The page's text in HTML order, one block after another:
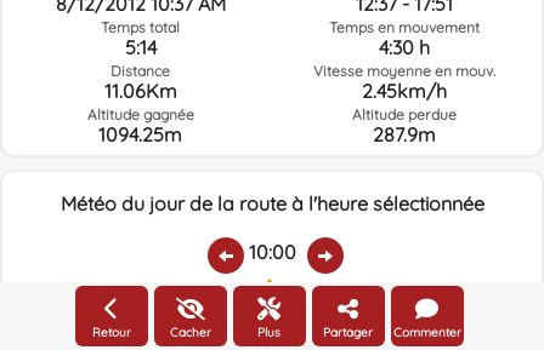
Temps total
5:14
Distance
11.06Km
Altitude gagnée
1094.25m
Temps en mouvement
4:30 h
Vitesse moyenne en mouv.
2.45km/h
Altitude perdue
287.9m
Météo du jour de la route à l'heure sélectionnée
10:00
Température:
17ºC
Pluie:
0.2
Humidité relative:
85%
Vitesse vent:
3.7km/h
Direction vent:
Retour Cacher Plus Partager Commenter